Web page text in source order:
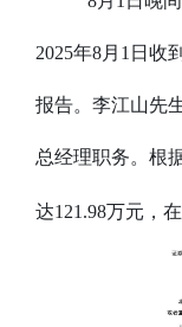
2025年8月1日收
报告。李江山先
总经理职务。 根
达121.98万元，